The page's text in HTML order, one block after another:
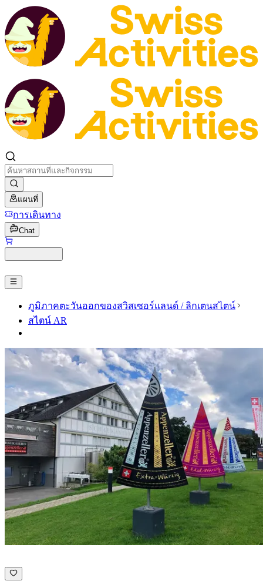
แผนที่
การเดินทาง
Chat
ภูมิภาคตะวันออกของสวิสเซอร์แลนด์ / ลิกเตนสไตน์
สไตน์ AR